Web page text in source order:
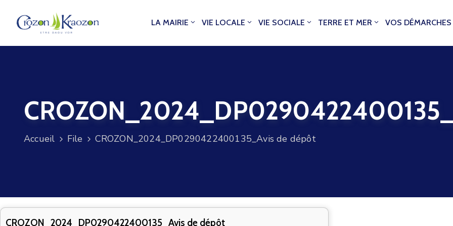
LA MAIRIE VIE LOCALE VIE SOCIALE TERRE ET MER VOS DÉMARCHES
Accueil File CROZON_2024_DP0290422400135_Avis de dépôt
CROZON_2024_DP0290422400135_Avis de dépôt